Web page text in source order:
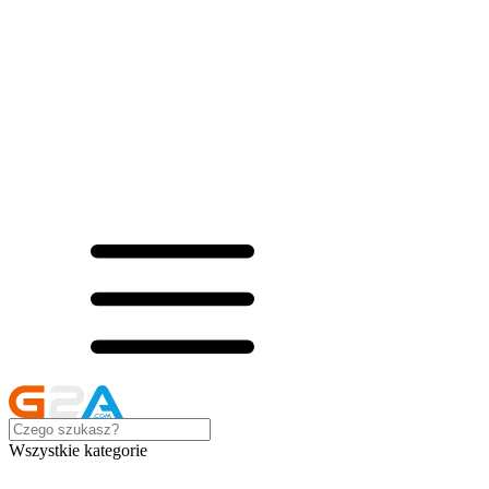
Wszystkie kategorie